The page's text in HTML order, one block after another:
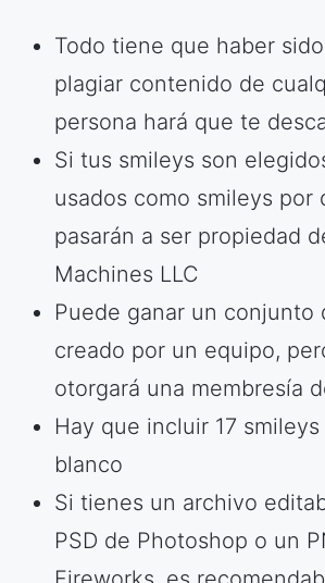
Todo tiene que haber
plagiar contenido de
persona hará que te
Si tus smileys son
usados como smileys por
pasarán a ser propiedad
Machines LLC
Puede ganar un conjunto
creado por un equipo,
otorgará una membresía
Hay que incluir 17
blanco
Si tienes un archivo
PSD de Photoshop o un